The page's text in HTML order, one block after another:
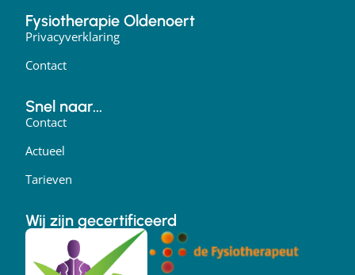
Fysiotherapie Oldenoert
Privacyverklaring
Contact
Snel naar...
Contact
Actueel
Tarieven
Wij zijn gecertificeerd